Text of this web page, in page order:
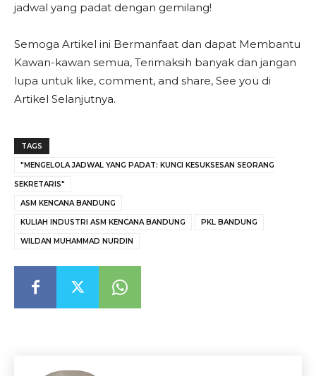
jadwal yang padat dengan gemilang!
Semoga Artikel ini Bermanfaat dan dapat Membantu
Kawan-kawan semua, Terimaksih banyak dan jangan
lupa untuk like, comment, and share, See you di
Artikel Selanjutnya.
TAGS
"MENGELOLA JADWAL YANG PADAT: KUNCI KESUKSESAN SEORANG
SEKRETARIS"
ASM KENCANA BANDUNG
KULIAH INDUSTRI ASM KENCANA BANDUNG PKL BANDUNG
WILDAN MUHAMMAD NURDIN